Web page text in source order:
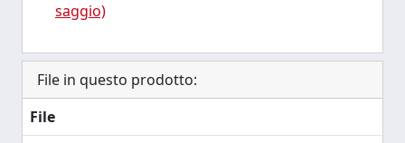
saggio)
File in questo prodotto:
File